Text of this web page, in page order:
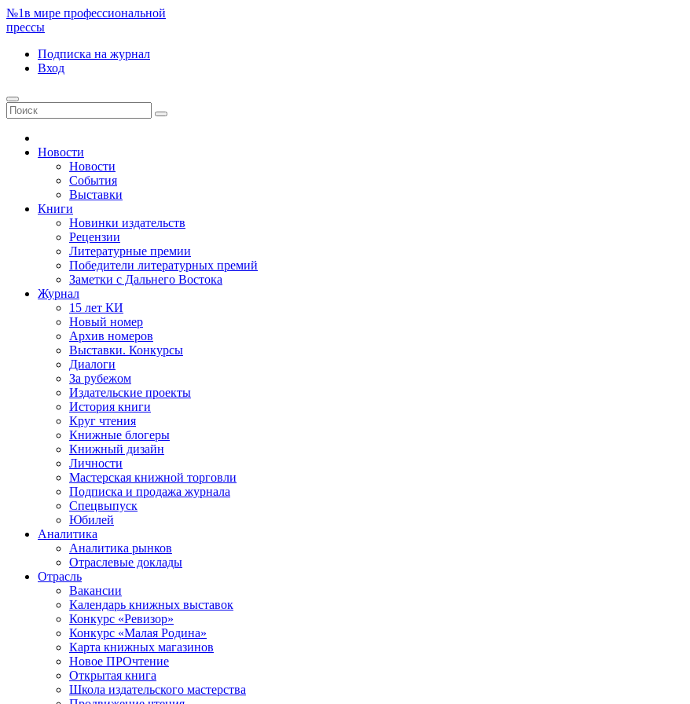
№1в мире профессиональной
прессы
Подписка на журнал
Вход
Новости
Новости
События
Выставки
Книги
Новинки издательств
Рецензии
Литературные премии
Победители литературных премий
Заметки с Дальнего Востока
Журнал
15 лет КИ
Новый номер
Архив номеров
Выставки. Конкурсы
Диалоги
За рубежом
Издательские проекты
История книги
Круг чтения
Книжные блогеры
Книжный дизайн
Личности
Мастерская книжной торговли
Подписка и продажа журнала
Спецвыпуск
Юбилей
Аналитика
Аналитика рынков
Отраслевые доклады
Отрасль
Вакансии
Календарь книжных выставок
Конкурс «Ревизор»
Конкурс «Малая Родина»
Карта книжных магазинов
Новое ПРОчтение
Открытая книга
Школа издательского мастерства